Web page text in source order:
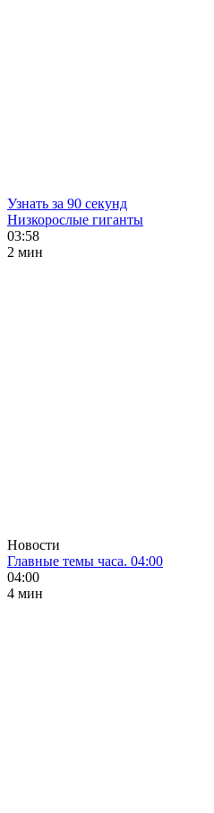
Узнать за 90 секунд
Низкорослые гиганты
03:58
2 мин
Новости
Главные темы часа. 04:00
04:00
4 мин